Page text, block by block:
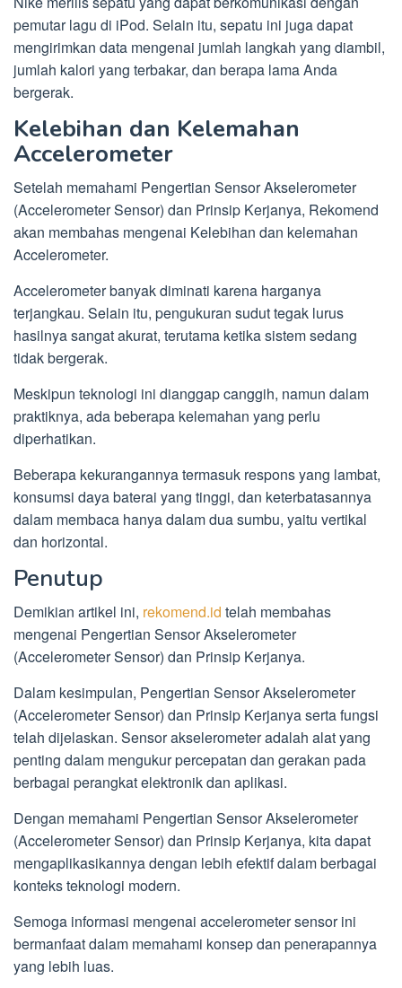
pemutar lagu di iPod. Selain itu, sepatu ini juga dapat
mengirimkan data mengenai jumlah langkah yang diambil,
jumlah kalori yang terbakar, dan berapa lama Anda
bergerak.
Kelebihan dan Kelemahan
Accelerometer
Setelah memahami Pengertian Sensor Akselerometer
(Accelerometer Sensor) dan Prinsip Kerjanya, Rekomend
akan membahas mengenai Kelebihan dan kelemahan
Accelerometer.
Accelerometer banyak diminati karena harganya
terjangkau. Selain itu, pengukuran sudut tegak lurus
hasilnya sangat akurat, terutama ketika sistem sedang
tidak bergerak.
Meskipun teknologi ini dianggap canggih, namun dalam
praktiknya, ada beberapa kelemahan yang perlu
diperhatikan.
Beberapa kekurangannya termasuk respons yang lambat,
konsumsi daya baterai yang tinggi, dan keterbatasannya
dalam membaca hanya dalam dua sumbu, yaitu vertikal
dan horizontal.
Penutup
Demikian artikel ini, rekomend.id telah membahas
mengenai Pengertian Sensor Akselerometer
(Accelerometer Sensor) dan Prinsip Kerjanya.
Dalam kesimpulan, Pengertian Sensor Akselerometer
(Accelerometer Sensor) dan Prinsip Kerjanya serta fungsi
telah dijelaskan. Sensor akselerometer adalah alat yang
penting dalam mengukur percepatan dan gerakan pada
berbagai perangkat elektronik dan aplikasi.
Dengan memahami Pengertian Sensor Akselerometer
(Accelerometer Sensor) dan Prinsip Kerjanya, kita dapat
mengaplikasikannya dengan lebih efektif dalam berbagai
konteks teknologi modern.
Semoga informasi mengenai accelerometer sensor ini
bermanfaat dalam memahami konsep dan penerapannya
yang lebih luas.